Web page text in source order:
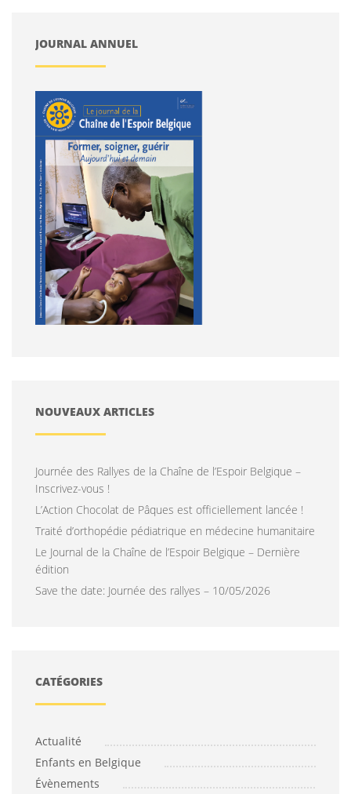
JOURNAL ANNUEL
NOUVEAUX ARTICLES
Journée des Rallyes de la Chaîne de l’Espoir Belgique –
Inscrivez-vous !
L’Action Chocolat de Pâques est officiellement lancée !
Traité d’orthopédie pédiatrique en médecine humanitaire
Le Journal de la Chaîne de l’Espoir Belgique – Dernière
édition
Save the date: Journée des rallyes – 10/05/2026
CATÉGORIES
Actualité
Enfants en Belgique
Évènements